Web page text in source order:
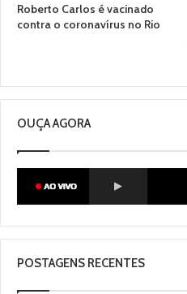
Roberto Carlos é vacinado
contra o coronavírus no Rio
OUÇA AGORA
POSTAGENS RECENTES